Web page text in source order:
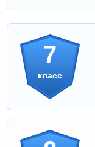
7
класс